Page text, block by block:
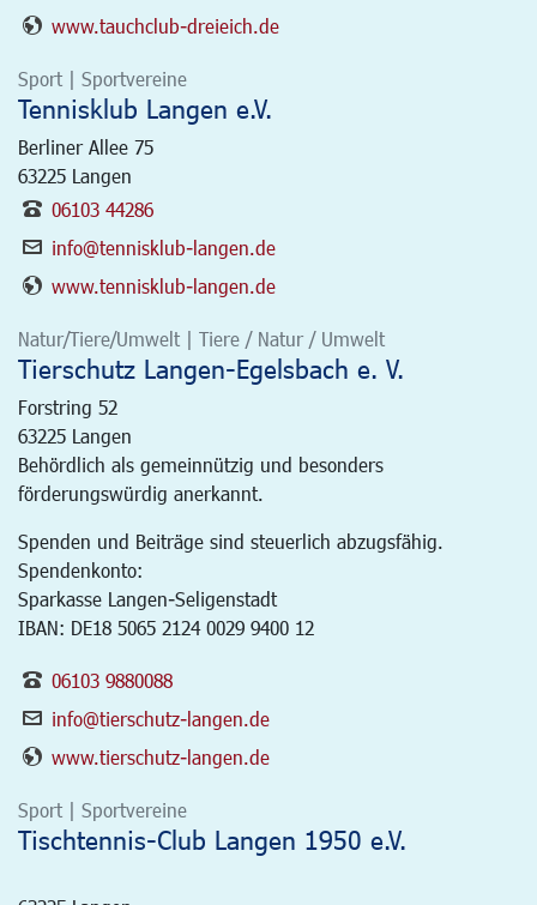
www.tauchclub-dreieich.de
Sport | Sportvereine
Tennisklub Langen e.V.
Berliner Allee 75
63225 Langen
06103 44286
info@tennisklub-langen.de
www.tennisklub-langen.de
Natur/Tiere/Umwelt | Tiere / Natur / Umwelt
Tierschutz Langen-Egelsbach e. V.
Forstring 52
63225 Langen
Behördlich als gemeinnützig und besonders
förderungswürdig anerkannt.
Spenden und Beiträge sind steuerlich abzugsfähig.
Spendenkonto:
Sparkasse Langen-Seligenstadt
IBAN: DE18 5065 2124 0029 9400 12
06103 9880088
info@tierschutz-langen.de
www.tierschutz-langen.de
Sport | Sportvereine
Tischtennis-Club Langen 1950 e.V.